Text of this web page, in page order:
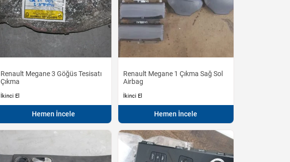
Renault Megane 3 Göğüs Tesisatı
Çıkma
İkinci El
Hemen İncele
Renault Megane 1 Çıkma Sağ Sol
Airbag
İkinci El
Hemen İncele